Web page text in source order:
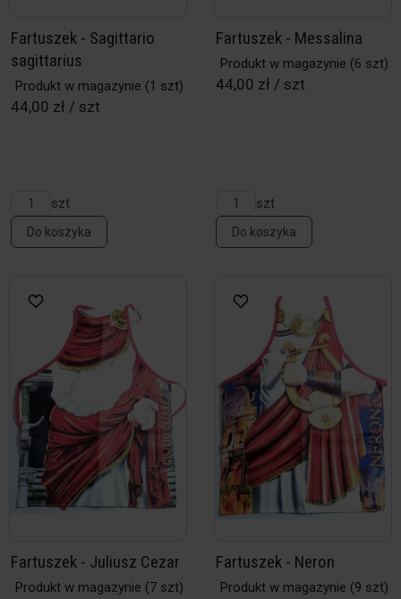
Fartuszek - Sagittario
sagittarius
Produkt w magazynie (1 szt)
44,00 zł / szt
szt
Do koszyka
Fartuszek - Messalina
Produkt w magazynie (6 szt)
44,00 zł / szt
szt
Do koszyka
Fartuszek - Juliusz Cezar
Produkt w magazynie (7 szt)
Fartuszek - Neron
Produkt w magazynie (9 szt)